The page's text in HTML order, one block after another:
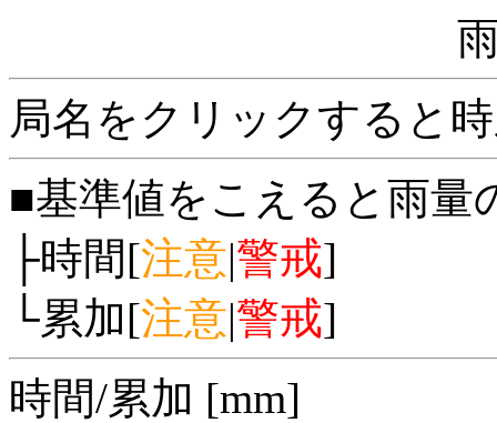
局名をクリックすると
■基準値をこえると雨量
├時間[注意|警戒]
└累加[注意|警戒]
時間/累加 [mm]